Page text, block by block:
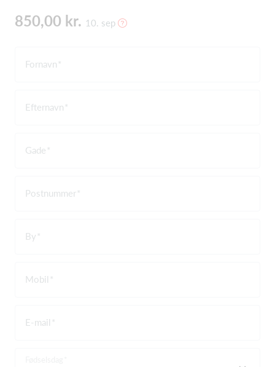
850,00 kr. 10. sep
Fornavn
Efternavn
Gade
Postnummer
By
Mobil
E-mail